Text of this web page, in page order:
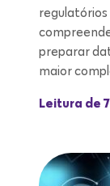
regulatórios
preparar
maior
Leitura de